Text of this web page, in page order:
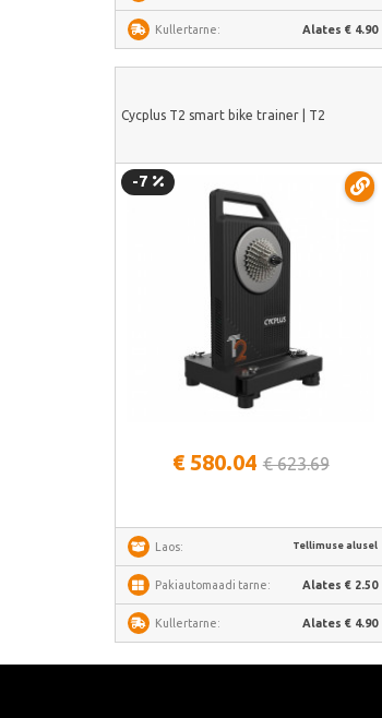
Kullertarne: Alates € 4.90
Cycplus T2 smart bike trainer | T2
-7
€ 580.04 € 623.69
Laos: Tellimuse alusel
Pakiautomaadi tarne: Alates € 2.50
Kullertarne: Alates € 4.90